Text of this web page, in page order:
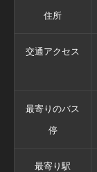
住所
交通アクセス
最寄りのバス
停
最寄り駅